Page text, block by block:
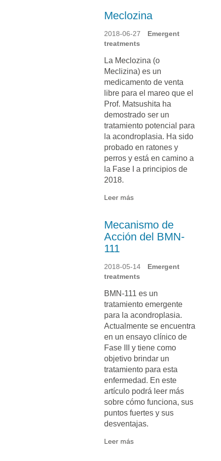
Meclozina
2018-06-27
Emergent
treatments
La Meclozina (o
Meclizina) es un
medicamento de venta
libre para el mareo que el
Prof. Matsushita ha
demostrado ser un
tratamiento potencial para
la acondroplasia. Ha sido
probado en ratones y
perros y está en camino a
la Fase I a principios de
2018.
Leer más
Mecanismo de
Acción del BMN-
111
2018-05-14
Emergent
treatments
BMN-111 es un
tratamiento emergente
para la acondroplasia.
Actualmente se encuentra
en un ensayo clínico de
Fase III y tiene como
objetivo brindar un
tratamiento para esta
enfermedad. En este
artículo podrá leer más
sobre cómo funciona, sus
puntos fuertes y sus
desventajas.
Leer más